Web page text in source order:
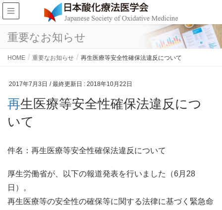
重要なお知らせ
HOME 重要なお知らせ 再生医療等安全性確保法違反について
2017年7月3日 / 最終更新日 : 2018年10月22日
再生医療等安全性確保法違反につ
いて
件名：再生医療等安全性確保法違反について
厚生労働省が、以下の報道発表を行いました（6月28
日）。
再生医療等の安全性の確保等に関する法律に基づく緊急命